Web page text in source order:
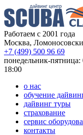
Работаем с 2001 года
Москва,
+7 (499) 500 96 69
понедельник-пятница:
18:00
о нас
обучение
дайвинг туры
страхование
сервис
контакты